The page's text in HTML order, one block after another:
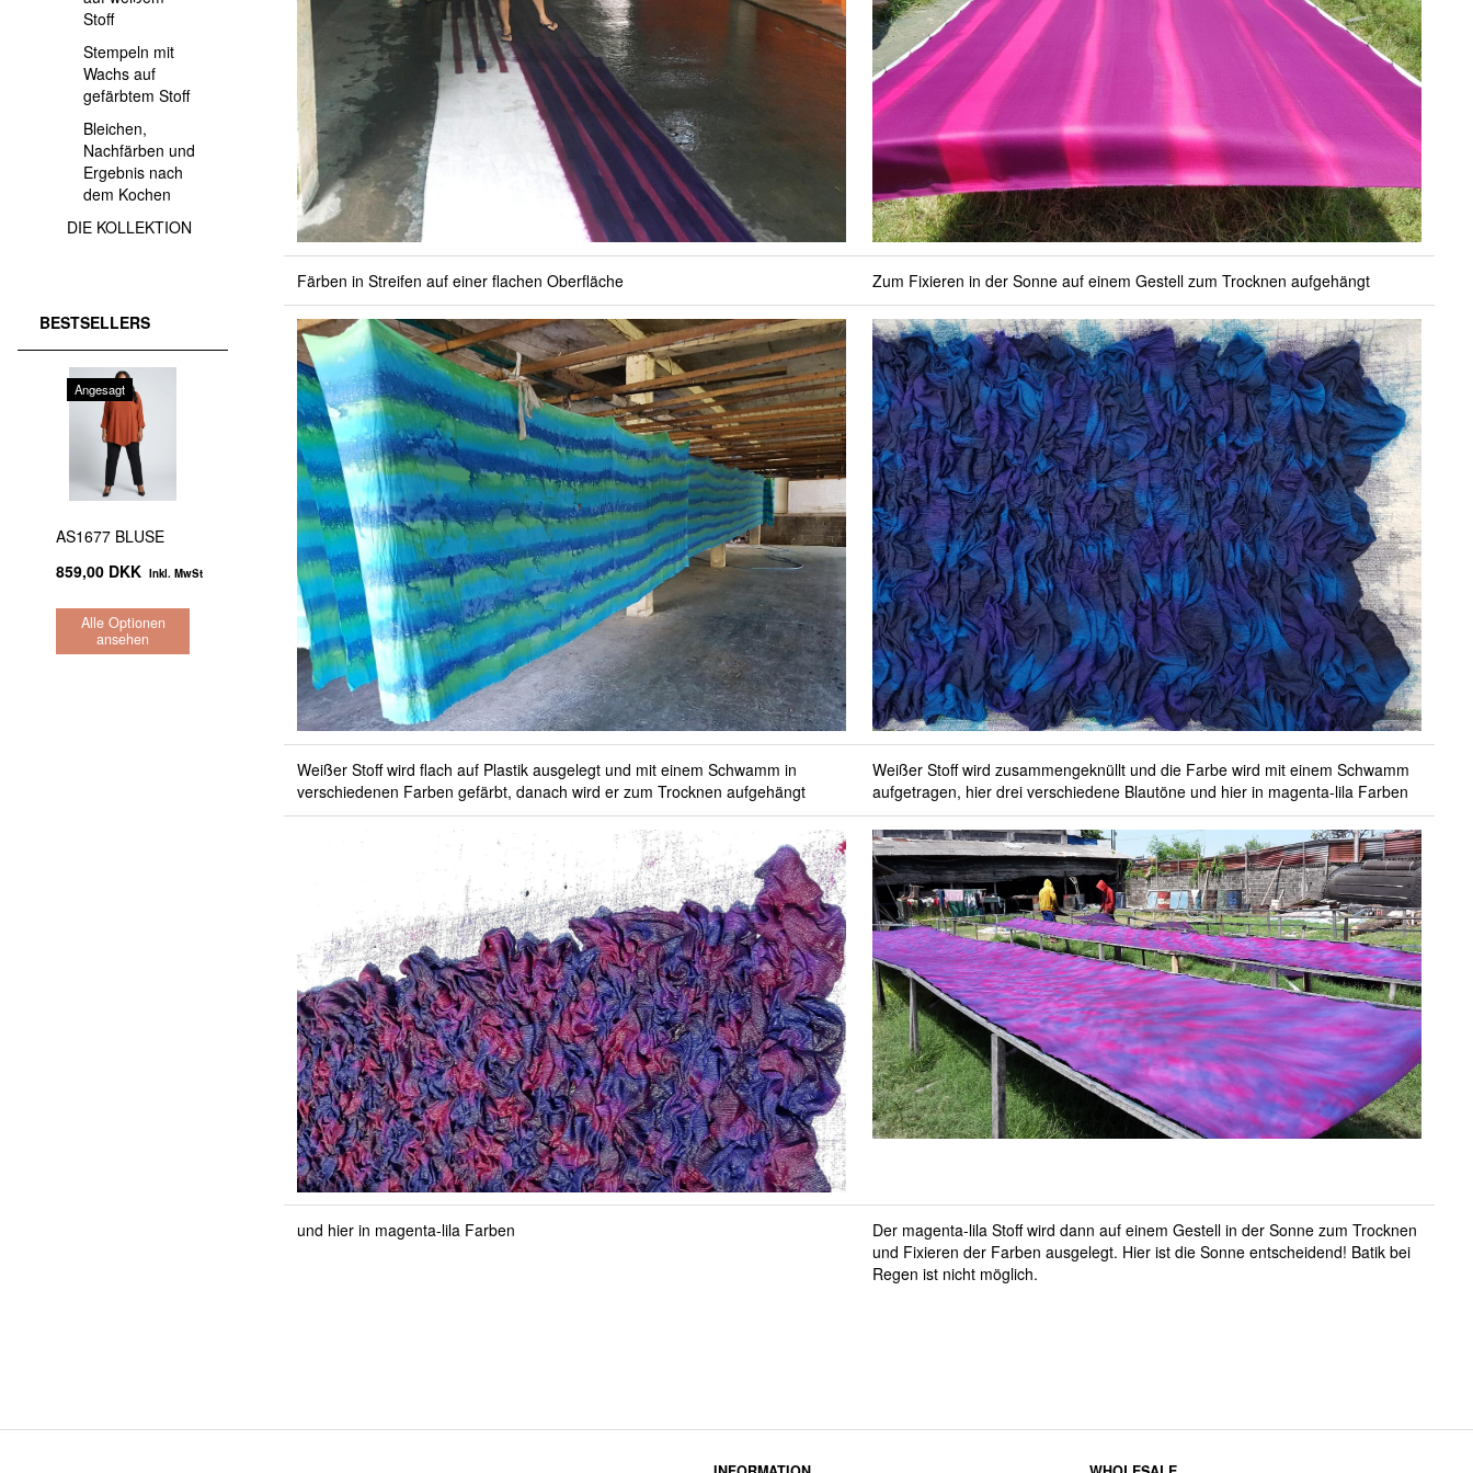
Stoff
Stempeln mit
Wachs auf
gefärbtem Stoff
Bleichen,
Nachfärben und
Ergebnis nach
dem Kochen
DIE KOLLEKTION
BESTSELLERS
Angesagt
AS1677 BLUSE
859,00 DKK Inkl. MwSt
Alle Optionen
ansehen
Färben in Streifen auf einer flachen Oberfläche Zum Fixieren in der Sonne auf einem Gestell zum Trocknen aufgehängt
Weißer Stoff wird flach auf Plastik ausgelegt und mit einem Schwamm in
verschiedenen Farben gefärbt, danach wird er zum Trocknen aufgehängt
Weißer Stoff wird zusammengeknüllt und die Farbe wird mit einem Schwamm
aufgetragen, hier drei verschiedene Blautöne und hier in magenta-lila Farben
und hier in magenta-lila Farben
Der magenta-lila Stoff wird dann auf einem Gestell in der Sonne zum Trocknen
und Fixieren der Farben ausgelegt. Hier ist die Sonne entscheidend! Batik bei
Regen ist nicht möglich.